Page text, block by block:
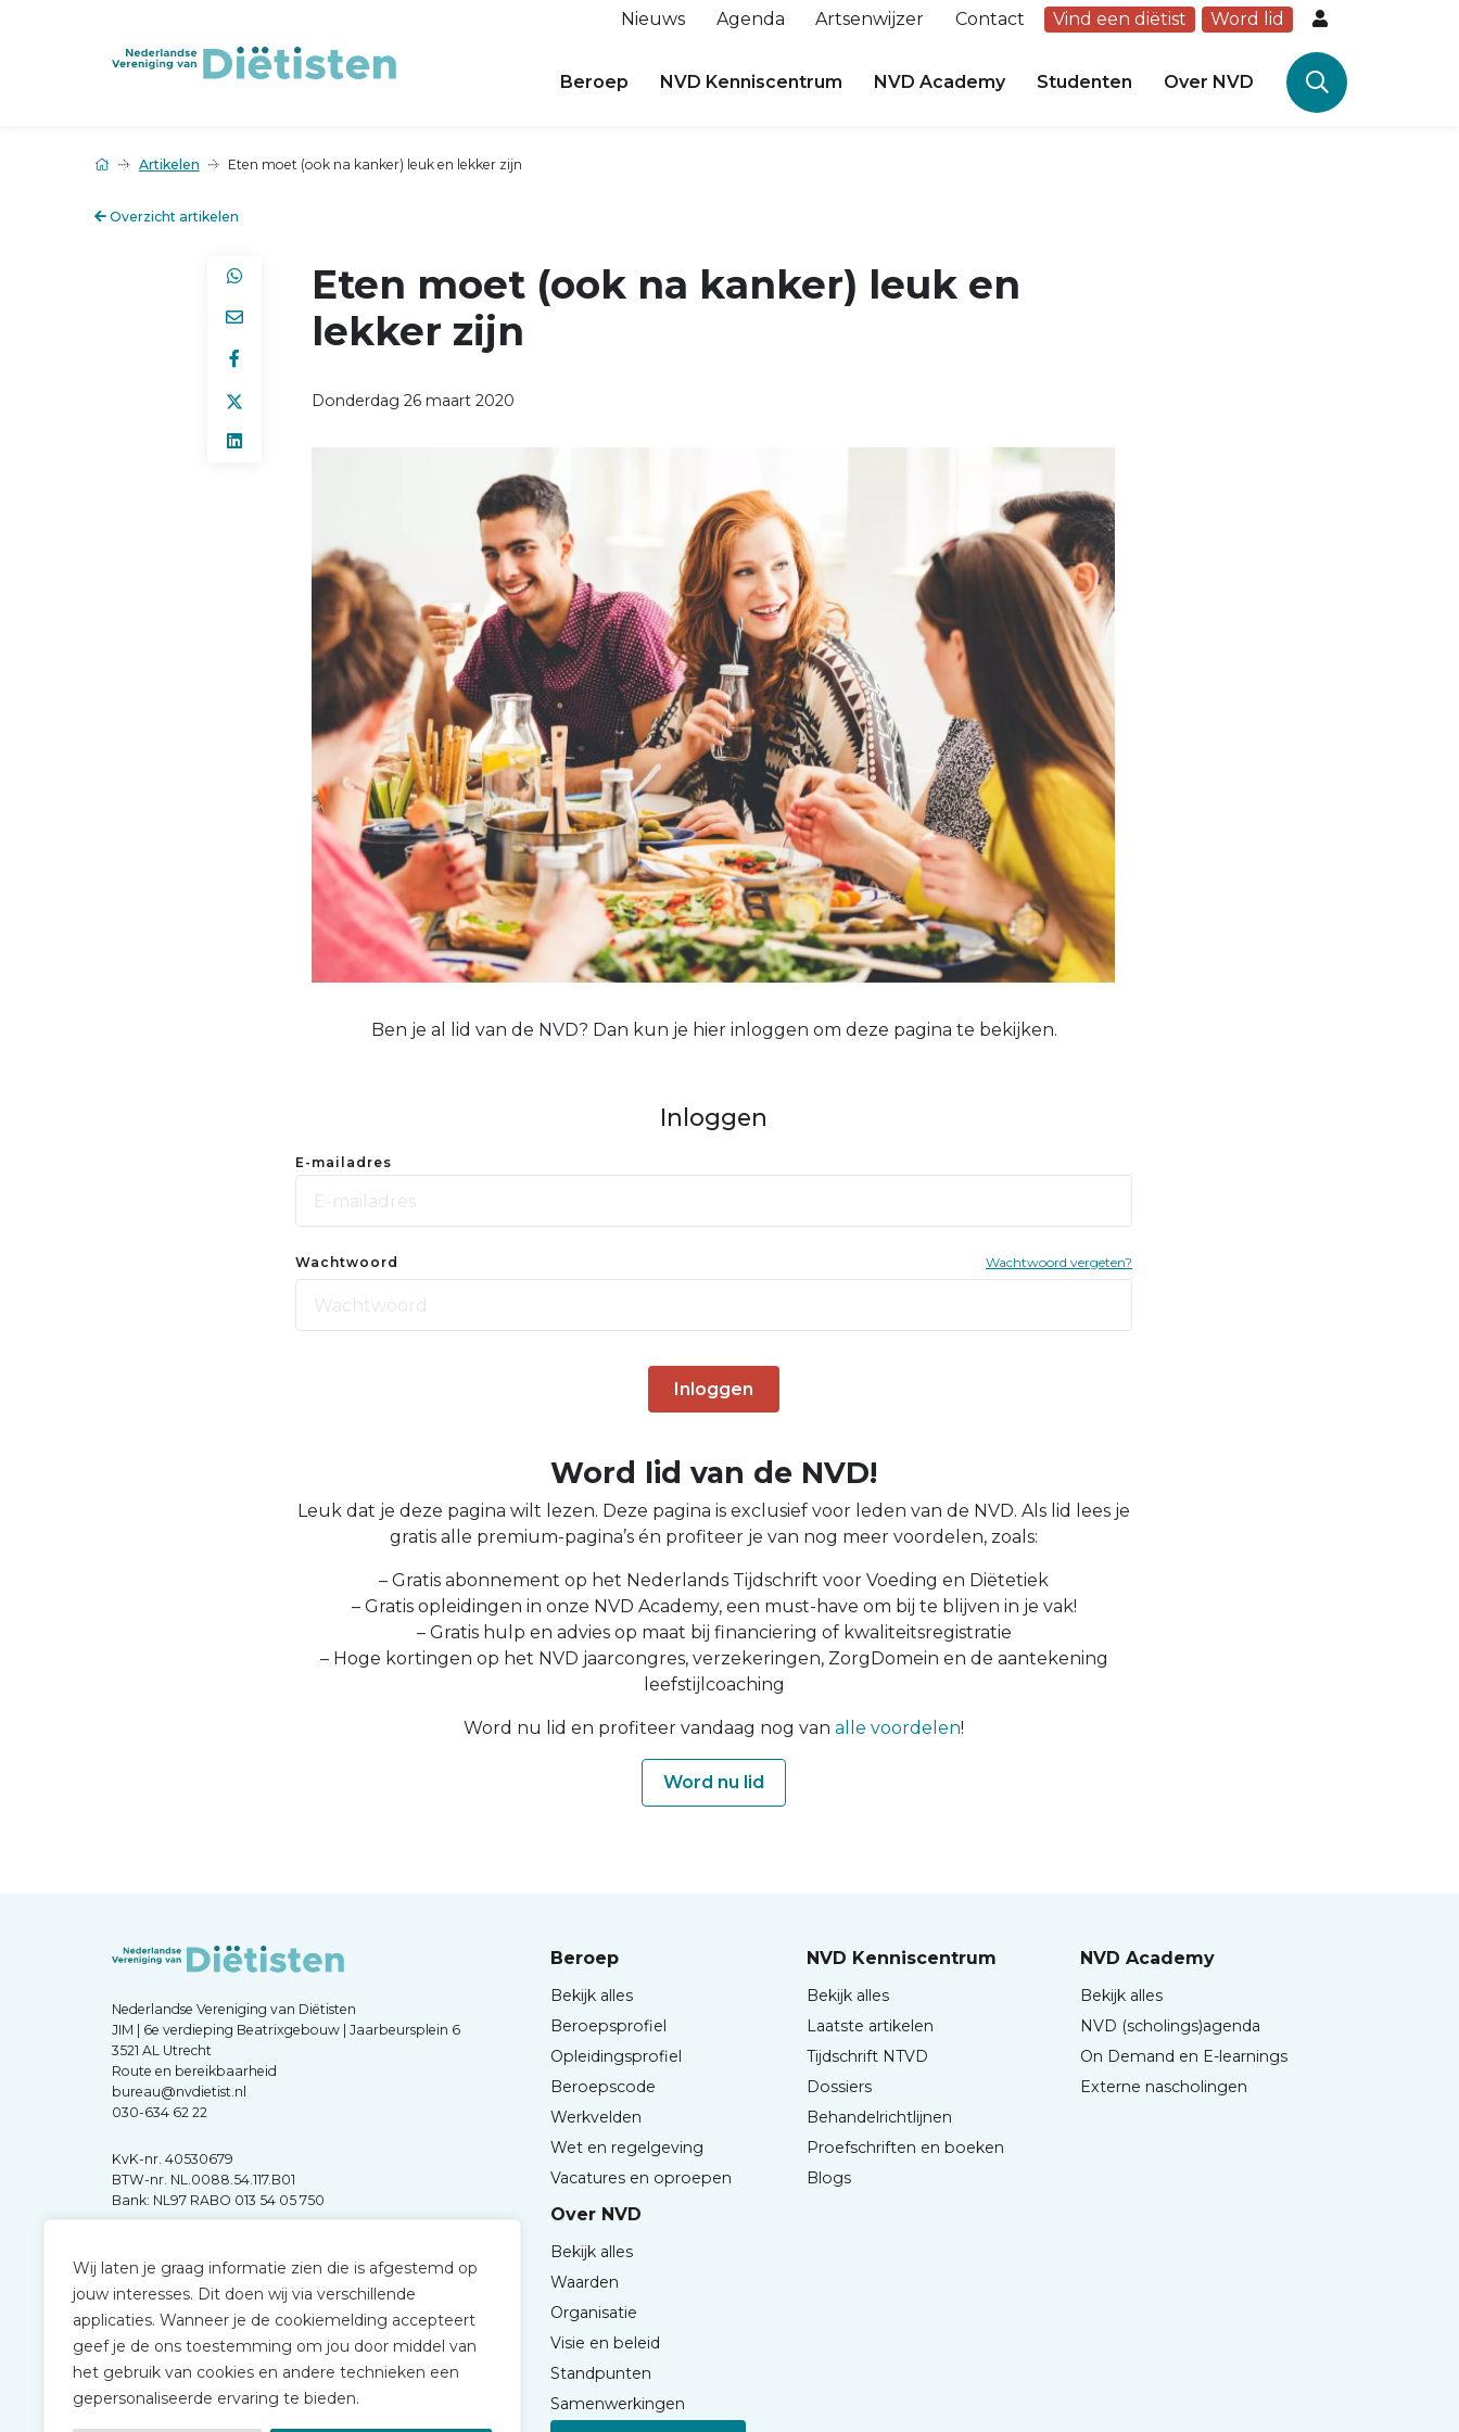
Wij laten je graag informatie zien die is afgestemd op
jouw interesses. Dit doen wij via verschillende
applicaties. Wanneer je de cookiemelding accepteert
geef je de ons toestemming om jou door middel van
het gebruik van cookies en andere technieken een
gepersonaliseerde ervaring te bieden.
Nieuws Agenda Artsenwijzer Contact Vind een diëtist Word lid
Beroep NVD Kenniscentrum NVD Academy Studenten Over NVD
Artikelen Eten moet (ook na kanker) leuk en lekker zijn
Overzicht artikelen
Eten moet (ook na kanker) leuk en
lekker zijn
Donderdag 26 maart 2020
Ben je al lid van de NVD? Dan kun je hier inloggen om deze pagina te bekijken.
Inloggen
E-mailadres
Wachtwoord Wachtwoord vergeten?
Inloggen
Word lid van de NVD!
Leuk dat je deze pagina wilt lezen. Deze pagina is exclusief voor leden van de NVD. Als lid lees je
gratis alle premium-pagina’s én profiteer je van nog meer voordelen, zoals:
– Gratis abonnement op het Nederlands Tijdschrift voor Voeding en Diëtetiek
– Gratis opleidingen in onze NVD Academy, een must-have om bij te blijven in je vak!
– Gratis hulp en advies op maat bij financiering of kwaliteitsregistratie
– Hoge kortingen op het NVD jaarcongres, verzekeringen, ZorgDomein en de aantekening
leefstijlcoaching
Word nu lid en profiteer vandaag nog van alle voordelen!
Word nu lid
Nederlandse Vereniging van Diëtisten
JIM | 6e verdieping Beatrixgebouw | Jaarbeursplein 6
3521 AL Utrecht
Route en bereikbaarheid
bureau@nvdietist.nl
030-634 62 22
KvK-nr. 40530679
BTW-nr. NL.0088.54.117.B01
Bank: NL97 RABO 013 54 05 750
Beroep
Bekijk alles
Beroepsprofiel
Opleidingsprofiel
Beroepscode
Werkvelden
Wet en regelgeving
Vacatures en oproepen
NVD Kenniscentrum
Bekijk alles
Laatste artikelen
Tijdschrift NTVD
Dossiers
Behandelrichtlijnen
Proefschriften en boeken
Blogs
NVD Academy
Bekijk alles
NVD (scholings)agenda
On Demand en E-learnings
Externe nascholingen
Over NVD
Bekijk alles
Waarden
Organisatie
Visie en beleid
Standpunten
Samenwerkingen